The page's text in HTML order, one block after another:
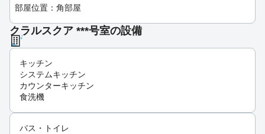
部屋位置：角部屋
クラルスクア ***号室の設備
キッチン
システムキッチン
カウンターキッチン
食洗機
バス・トイレ